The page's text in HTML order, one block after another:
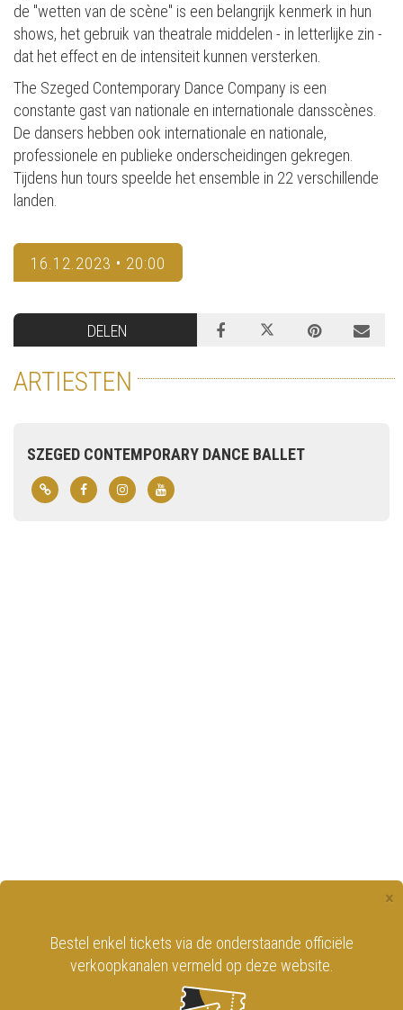
de "wetten van de scène" is een belangrijk kenmerk in hun
shows, het gebruik van theatrale middelen - in letterlijke zin -
dat het effect en de intensiteit kunnen versterken.
The Szeged Contemporary Dance Company is een
constante gast van nationale en internationale dansscènes.
De dansers hebben ook internationale en nationale,
professionele en publieke onderscheidingen gekregen.
Tijdens hun tours speelde het ensemble in 22 verschillende
landen.
16.12.2023 • 20:00
DELEN
ARTIESTEN
SZEGED CONTEMPORARY DANCE BALLET
×
Bestel enkel tickets via de onderstaande officiële
verkoopkanalen vermeld op deze website.